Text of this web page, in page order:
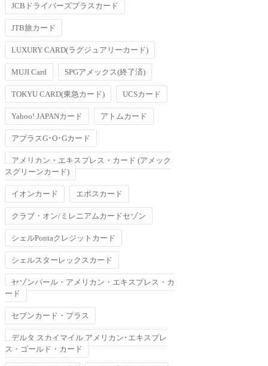
JCBドライバーズプラスカード
JTB旅カード
LUXURY CARD(ラグジュアリーカード)
MUJI Card SPGアメックス(終了済)
TOKYU CARD(東急カード) UCSカード
Yahoo! JAPANカード アトムカード
アプラスG･O･Gカード
アメリカン・エキスプレス・カード (アメック
スグリーンカード)
イオンカード エポスカード
クラブ・オン/ミレニアムカードセゾン
シェルPontaクレジットカード
シェルスターレックスカード
セゾンパール・アメリカン・エキスプレス・カ
ード
セブンカード・プラス
デルタ スカイマイル アメリカン･エキスプレ
ス・ゴールド・カード